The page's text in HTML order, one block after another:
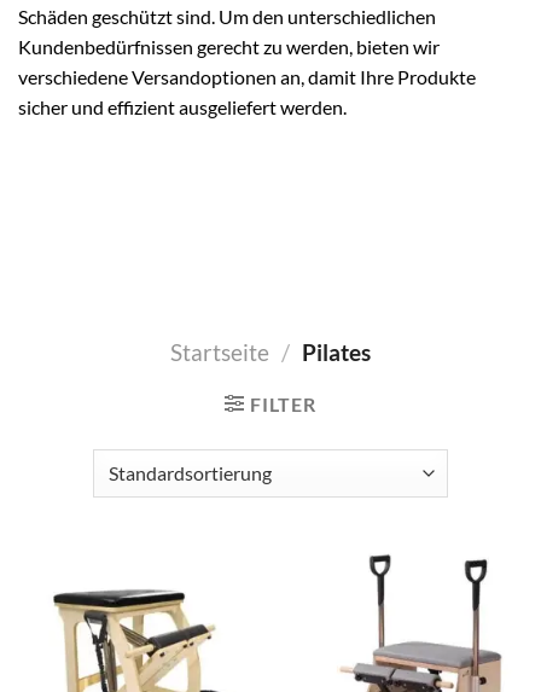
Schäden geschützt sind. Um den unterschiedlichen
Kundenbedürfnissen gerecht zu werden, bieten wir
verschiedene Versandoptionen an, damit Ihre Produkte
sicher und effizient ausgeliefert werden.
Startseite / Pilates
FILTER